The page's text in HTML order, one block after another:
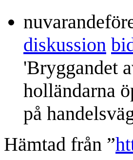
nuvarande
diskussion
'Bryggandet
holländarna
på
Hämtad från ”